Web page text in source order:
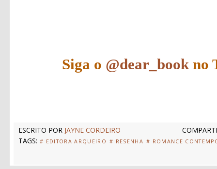
Siga o @dear_book no
ESCRITO POR JAYNE CORDEIRO
TAGS: # EDITORA ARQUEIRO # RESENHA # ROMANCE